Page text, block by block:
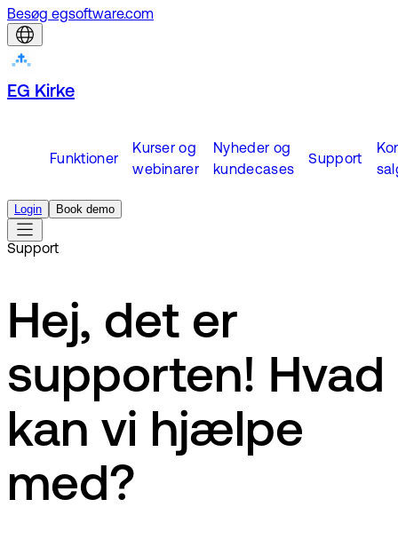
Besøg egsoftware.com
EG Kirke
Funktioner
Kurser og
webinarer
Nyheder og
kundecases
Support
Login Book demo
Support
Hej, det er
supporten! Hvad
kan vi hjælpe
med?